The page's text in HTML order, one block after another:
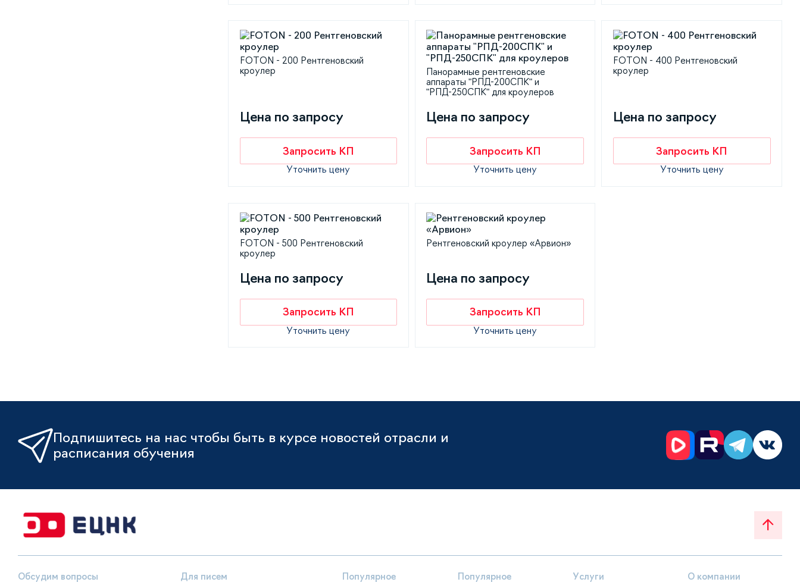
FOTON - 200 Рентгеновский
кроулер
Цена по запросу
Запросить КП
Уточнить цену
Панорамные рентгеновские
аппараты "РПД-200СПК" и
"РПД-250СПК" для кроулеров
Цена по запросу
Запросить КП
Уточнить цену
FOTON - 400 Рентгеновский
кроулер
Цена по запросу
Запросить КП
Уточнить цену
FOTON - 500 Рентгеновский
кроулер
Цена по запросу
Запросить КП
Уточнить цену
Рентгеновский кроулер «Арвион»
Цена по запросу
Запросить КП
Уточнить цену
Подпишитесь на нас чтобы быть в курсе новостей отрасли и
расписания обучения
Обсудим вопросы Для писем Популярное Популярное Услуги О компании